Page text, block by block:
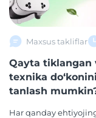
Maxsus takliflar
Qayta tiklangan
texnika
tanlash
Har qanday